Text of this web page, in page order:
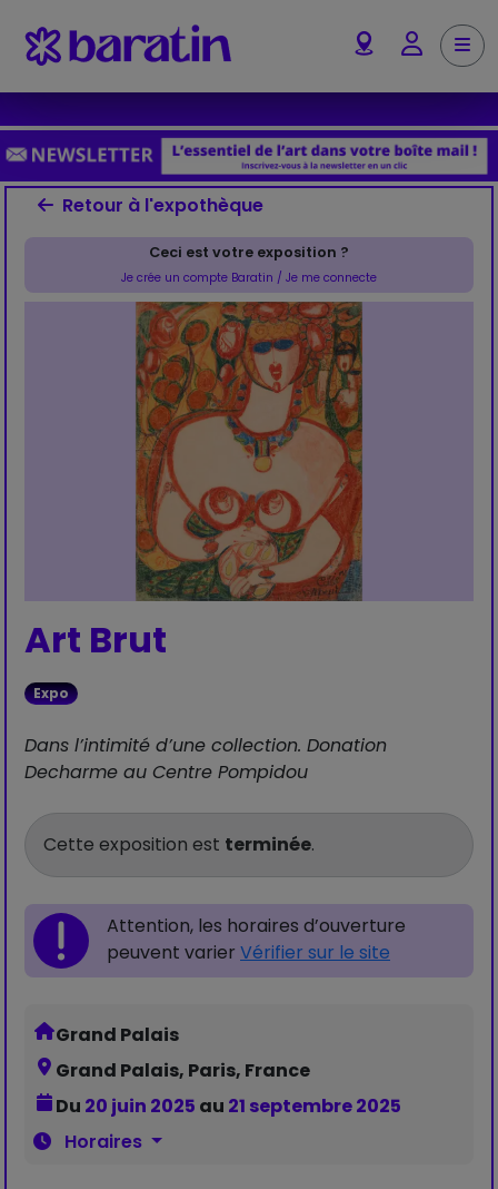
Account
Retour à l'expothèque
Ceci est votre exposition ?
Je crée un compte Baratin / Je me connecte
Art Brut
Expo
Dans l’intimité d’une collection. Donation
Decharme au Centre Pompidou
Cette exposition est terminée.
Attention, les horaires d’ouverture
peuvent varier Vérifier sur le site
Grand Palais
Grand Palais, Paris, France
Du 20 juin 2025 au 21 septembre 2025
Horaires